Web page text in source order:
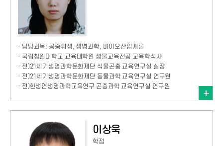
· 담당과목: 공중위생, 생명과학, 바이오산업개론
· 국립창원대학교 교육대학원 생물교육전공 교육학석사
· 전)21세기생명과학문화재단 식물곤충 교육연구실 실장
· 전)21세기생명과학문화재단 동물과학 교육연구실 연구원
· 전)한생연생명과학교육연구 곤충과학 교육연구실 연구원
이상욱
학점